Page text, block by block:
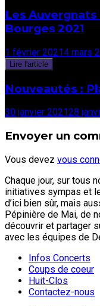
Les
Bourges 2021
1 février 20214 mars
Lire l'article
Nouveautés :
30 janvier 202128
Envoyer un
Vous devez vous
Chaque jour, sur tous
initiatives sympas et
d’ici bien sûr, mais
Pépinière de Mai, de
découvrir et partager
avec les équipes de
Infos Concerts
Coups de coeur
Huit-Clos
Contactez-nous